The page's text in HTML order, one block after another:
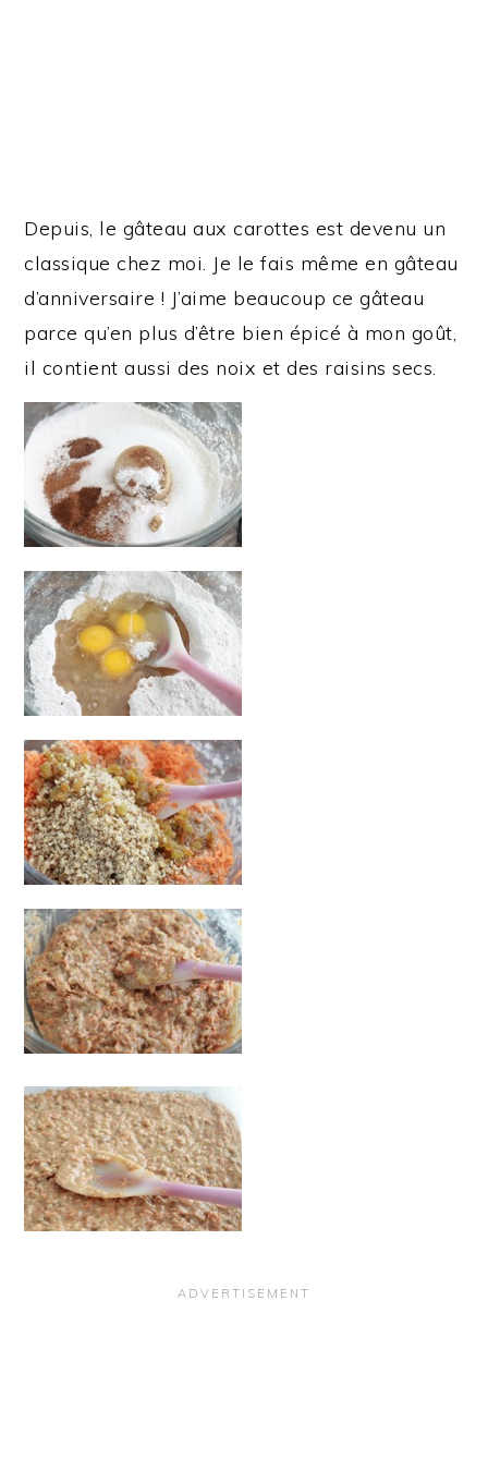
Depuis, le gâteau aux carottes est devenu un
classique chez moi. Je le fais même en gâteau
d’anniversaire ! J’aime beaucoup ce gâteau
parce qu’en plus d’être bien épicé à mon goût,
il contient aussi des noix et des raisins secs.